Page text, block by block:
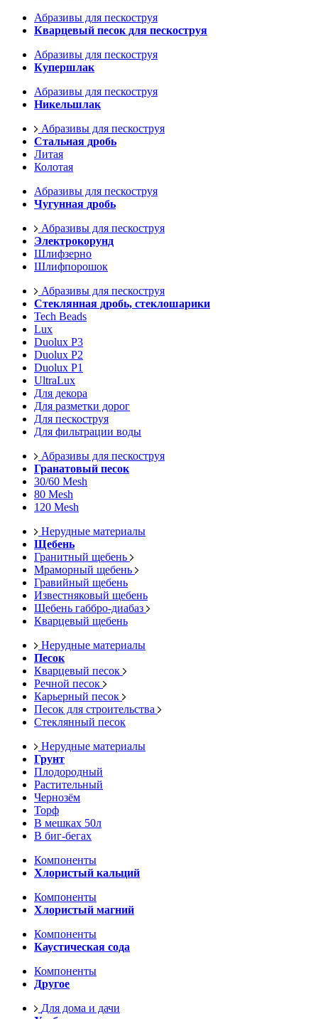
Абразивы для пескоструя
Кварцевый песок для пескоструя
Абразивы для пескоструя
Купершлак
Абразивы для пескоструя
Никельшлак
Абразивы для пескоструя
Стальная дробь
Литая
Колотая
Абразивы для пескоструя
Чугунная дробь
Абразивы для пескоструя
Электрокорунд
Шлифзерно
Шлифпорошок
Абразивы для пескоструя
Стеклянная дробь, стеклошарики
Tech Beads
Lux
Duolux P3
Duolux P2
Duolux P1
UltraLux
Для декора
Для разметки дорог
Для пескоструя
Для фильтрации воды
Абразивы для пескоструя
Гранатовый песок
30/60 Mesh
80 Mesh
120 Mesh
Нерудные материалы
Щебень
Гранитный щебень
Мраморный щебень
Гравийный щебень
Известняковый щебень
Щебень габбро-диабаз
Кварцевый щебень
Нерудные материалы
Песок
Кварцевый песок
Речной песок
Карьерный песок
Песок для строительства
Стеклянный песок
Нерудные материалы
Грунт
Плодородный
Растительный
Чернозём
Торф
В мешках 50л
В биг-бегах
Компоненты
Хлористый кальций
Компоненты
Хлористый магний
Компоненты
Каустическая сода
Компоненты
Другое
Для дома и дачи